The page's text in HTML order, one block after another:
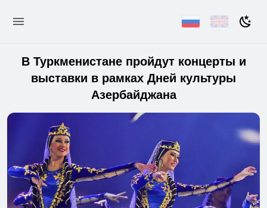
В Туркменистане пройдут концерты и
выставки в рамках Дней культуры
Азербайджана